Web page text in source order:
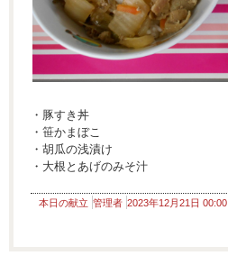
・豚すき丼
・笹かまぼこ
・胡瓜の浅漬け
・大根とあげのみそ汁
本日の献立 管理者 2023年12月21日 00:00